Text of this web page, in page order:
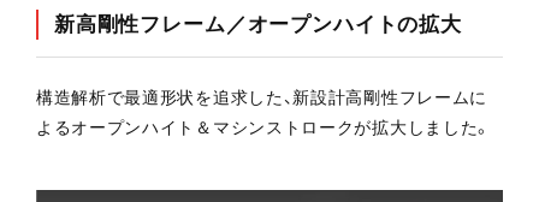
新高剛性フレーム／オープンハイトの拡大
構造解析で最適形状を追求した、新設計高剛性フレームに
よるオープンハイト＆マシンストロークが拡大しました。